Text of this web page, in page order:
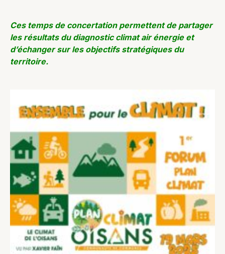
Ces temps de concertation permettent de partager
les résultats du diagnostic climat air énergie et
d’échanger sur les objectifs stratégiques du
territoire.